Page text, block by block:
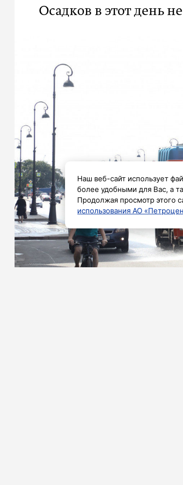
Осадков в этот день
Наш веб-сайт использует
более удобными для Вас, а
Продолжая просмотр этого
использования АО